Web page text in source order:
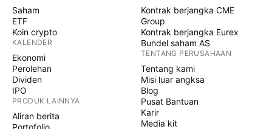
Saham
ETF
Koin crypto
KALENDER
Ekonomi
Perolehan
Dividen
IPO
PRODUK LAINNYA
Aliran berita
Portofolio
Kontrak berjangka CME
Group
Kontrak berjangka Eurex
Bundel saham AS
TENTANG PERUSAHAAN
Tentang kami
Misi luar angksa
Blog
Pusat Bantuan
Karir
Media kit